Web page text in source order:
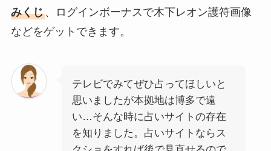
みくじ、ログインボーナスで木下レオン護符画像
などをゲットできます。
テレビでみてぜひ占ってほしいと
思いましたが本拠地は博多で遠
い…そんな時に占いサイトの存在
を知りました。占いサイトならス